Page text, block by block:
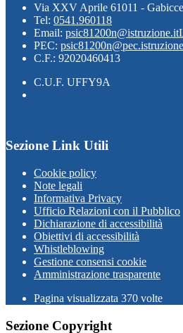
Via XXV Aprile 61011 -
Tel: 0541.960118
Email: psic81200n@istruzione.it
PEC:
C.F.: 92020460413
C.U.F. UFFY9A
Sezione Link Utili
Cookie policy
Note legali
Informativa Privacy
Ufficio Relazioni con il Pubblico
Dichiarazione di accessibilità
Obiettivi di accessibilità
Whistleblowing
Gestione consensi cookie
Amministrazione trasparente
Pagina visualizzata 370 volte
Sezione Copyright